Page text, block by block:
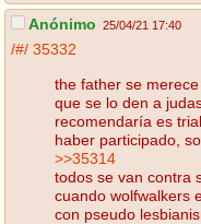
Anónimo 25/04/21 17:40
/#/ 35332
the father se
que se lo den a
recomendaría es
haber participado,
>>35314
todos se van contra
cuando wolfwalkers
con pseudo